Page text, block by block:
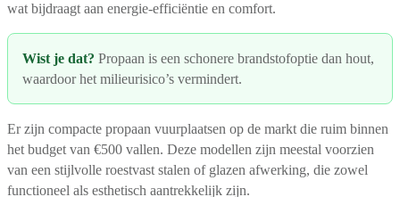
wat bijdraagt aan energie-efficiëntie en comfort.
Wist je dat? Propaan is een schonere brandstofoptie dan hout,
waardoor het milieurisico’s vermindert.
Er zijn compacte propaan vuurplaatsen op de markt die ruim binnen
het budget van €500 vallen. Deze modellen zijn meestal voorzien
van een stijlvolle roestvast stalen of glazen afwerking, die zowel
functioneel als esthetisch aantrekkelijk zijn.